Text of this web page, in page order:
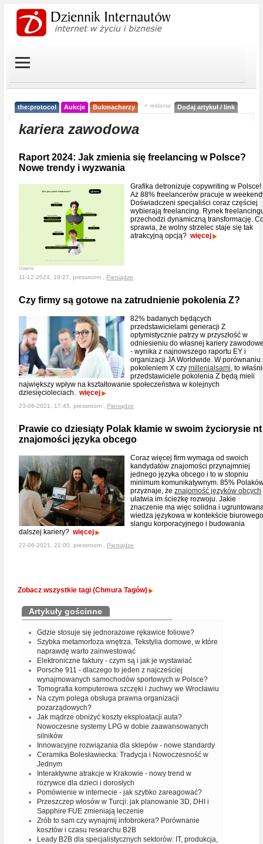
the:protocol Aukcje Bukmacherzy < reklama Dodaj artykuł / link
kariera zawodowa
Raport 2024: Jak zmienia się freelancing w Polsce?
Nowe trendy i wyzwania
Useme
Grafika detronizuje copywriting w Polsce!
Aż 88% freelancerów pracuje w
Doświadczeni specjaliści coraz częściej
wybierają freelancing. Rynek
przechodzi dynamiczną transformację.
sprawia, że wolny strzelec staje się tak
atrakcyjną opcją? więcej
11-12-2024, 19:27, pressroom , Pieniądze
Czy firmy są gotowe na zatrudnienie pokolenia Z?
82% badanych będących
przedstawicielami generacji Z
optymistycznie patrzy w przyszłość w
odniesieniu do własnej kariery
- wynika z najnowszego raportu EY i
organizacji JA Worldwide. W porównaniu
pokoleniem X czy millenialsami, to
przedstawiciele pokolenia Z będą mieli
największy wpływ na kształtowanie społeczeństwa w kolejnych
dziesięcioleciach. więcej
23-06-2021, 17:45, pressroom , Pieniądze
Prawie co dziesiąty Polak kłamie w swoim życiorysie nt
znajomości języka obcego
Coraz więcej firm wymaga od swoich
kandydatów znajomości przynajmniej
jednego języka obcego i to w stopniu
minimum komunikatywnym. 85%
przyznaje, że znajomość języków obcych
ułatwia im ścieżkę rozwoju. Jakie
znaczenie ma więc solidna i
wiedza językowa w kontekście biurowego
slangu korporacyjnego i budowania
dalszej kariery? więcej
22-06-2021, 21:00, pressroom , Pieniądze
Zobacz wszystkie tagi (Chmura Tagów)
Artykuły gościnne
Gdzie stosuje się jednorazowe rękawice foliowe?
Szybka metamorfoza wnętrza. Tekstylia domowe, w które
naprawdę warto zainwestować
Elektroniczne faktury - czym są i jak je wystawiać
Porsche 911 - dlaczego to jeden z najcześciej
wynajmowanych samochodów sportowych w Polsce?
Tomografia komputerowa szczęki i żuchwy we Wrocławiu
Na czym polega obsługa prawna organizacji
pozarządowych?
Jak mądrze obniżyć koszty eksploatacji auta?
Nowoczesne systemy LPG w dobie zaawansowanych
silników
Innowacyjne rozwiązania dla sklepów - nowe standardy
Ceramika Bolesławiecka: Tradycja i Nowoczesność w
Jednym
Interaktywne atrakcje w Krakowie - nowy trend w
rozrywce dla dzieci i dorosłych
Pomówienie w internecie - jak szybko zareagować?
Przeszczep włosów w Turcji: jak planowanie 3D, DHI i
Sapphire FUE zmieniają leczenie
Zrób to sam czy wynajmij infobrokera? Porównanie
kosztów i czasu researchu B2B
Leady B2B dla specjalistycznych sektorów: IT, produkcja,